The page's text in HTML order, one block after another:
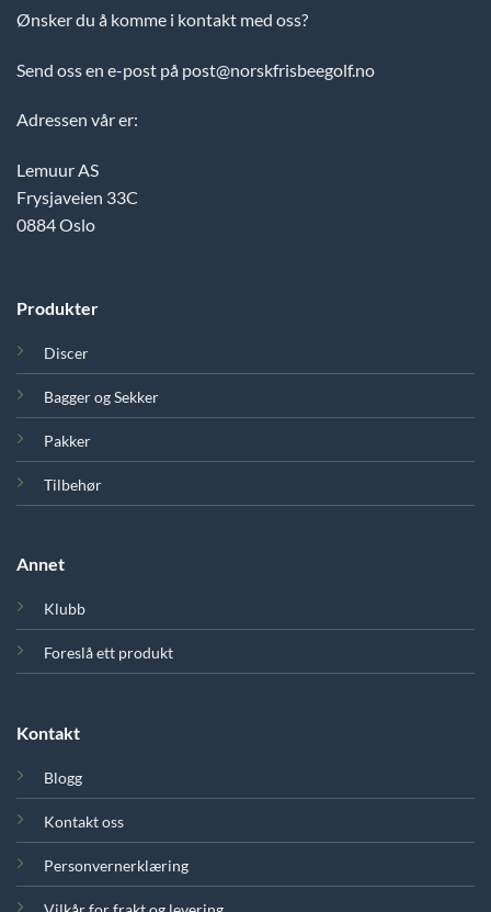
Ønsker du å komme i kontakt med oss?
Send oss en e-post på post@norskfrisbeegolf.no
Adressen vår er:
Lemuur AS
Frysjaveien 33C
0884 Oslo
Produkter
Discer
Bagger og Sekker
Pakker
Tilbehør
Annet
Klubb
Foreslå ett produkt
Kontakt
Blogg
Kontakt oss
Personvernerklæring